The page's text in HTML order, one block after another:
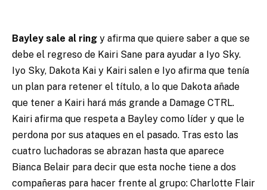
Bayley sale al ring y afirma que quiere saber a que se
debe el regreso de Kairi Sane para ayudar a Iyo Sky.
Iyo Sky, Dakota Kai y Kairi salen e Iyo afirma que tenía
un plan para retener el título, a lo que Dakota añade
que tener a Kairi hará más grande a Damage CTRL.
Kairi afirma que respeta a Bayley como líder y que le
perdona por sus ataques en el pasado. Tras esto las
cuatro luchadoras se abrazan hasta que aparece
Bianca Belair para decir que esta noche tiene a dos
compañeras para hacer frente al grupo: Charlotte Flair